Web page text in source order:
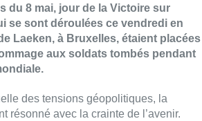
du 8 mai, jour de la Victoire sur
se sont déroulées ce vendredi en
Laeken, à Bruxelles, étaient placées
aux soldats tombés pendant
des tensions géopolitiques, la
résonné avec la crainte de l’avenir.